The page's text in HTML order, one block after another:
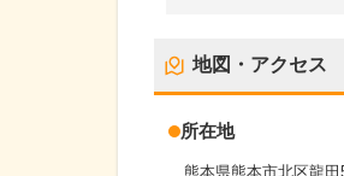
地図・アクセス
所在地
熊本県熊本市北区龍